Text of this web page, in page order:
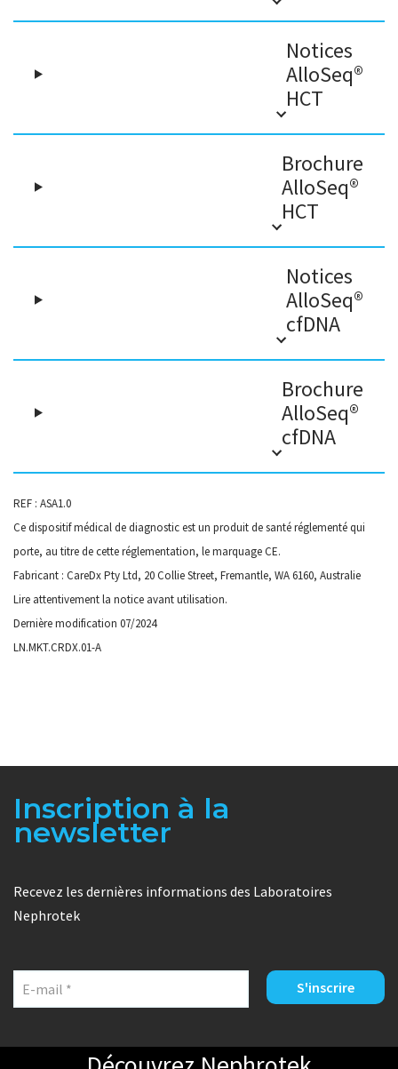
Notices
AlloSeq®
HCT
Brochure
AlloSeq®
HCT
Notices
AlloSeq®
cfDNA
Brochure
AlloSeq®
cfDNA
REF : ASA1.0
Ce dispositif médical de diagnostic est un produit de santé réglementé qui
porte, au titre de cette réglementation, le marquage CE.
Fabricant : CareDx Pty Ltd, 20 Collie Street, Fremantle, WA 6160, Australie
Lire attentivement la notice avant utilisation.
Dernière modification 07/2024
LN.MKT.CRDX.01-A
Inscription à la
newsletter
Recevez les dernières informations des Laboratoires
Nephrotek